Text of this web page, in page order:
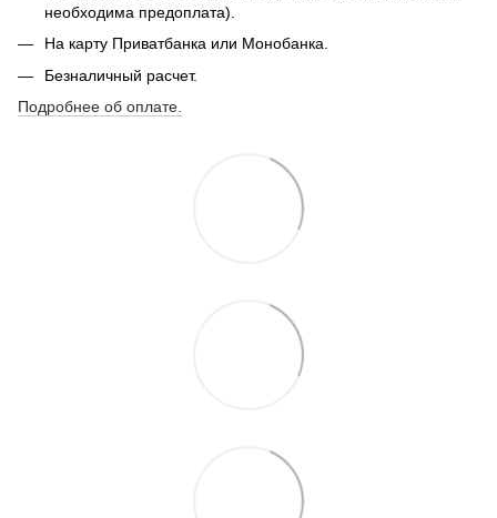
необходима предоплата).
На карту Приватбанка или Монобанка.
Безналичный расчет.
Подробнее об оплате.